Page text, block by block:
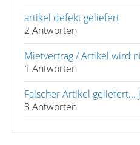
artikel defekt geliefert
2 Antworten
Mietvertrag / Artikel wird
1 Antworten
Falscher Artikel geliefert...
3 Antworten